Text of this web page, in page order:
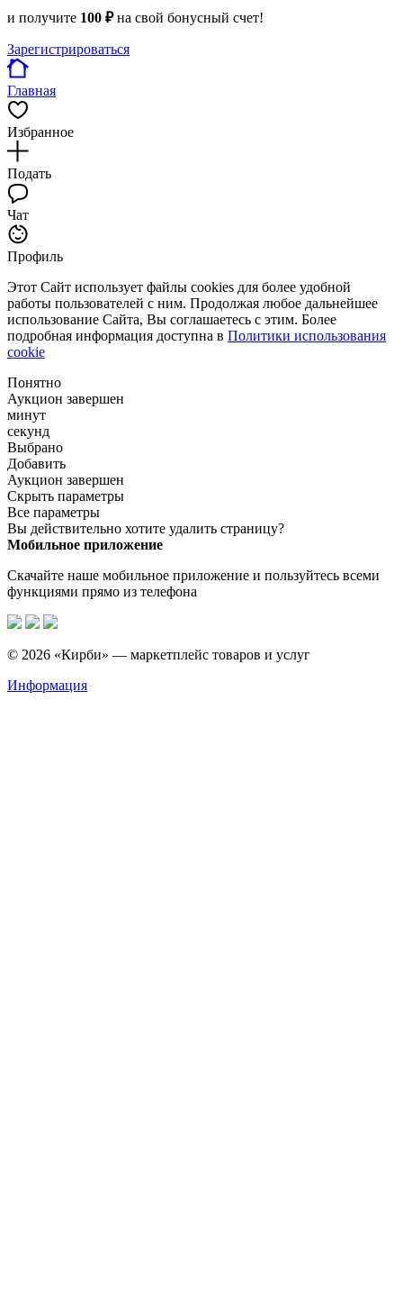
и получите 100 ₽на свой бонусный счет!
Зарегистрироваться
Главная
Избранное
Подать
Чат
Профиль
Этот Сайт использует файлы cookies для более удобной
работы пользователей с ним. Продолжая любое дальнейшее
использование Сайта, Вы соглашаетесь с этим. Более
подробная информация доступна в Политики использования
cookie
Понятно
Аукцион завершен
минут
секунд
Выбрано
Добавить
Аукцион завершен
Скрыть параметры
Все параметры
Вы действительно хотите удалить страницу?
Мобильное приложение
Скачайте наше мобильное приложение и пользуйтесь всеми
функциями прямо из телефона
© 2026 «Кирби» — маркетплейс товаров и услуг
Информация